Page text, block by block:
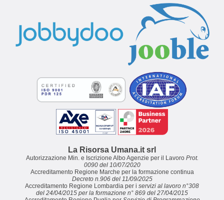
La Risorsa Umana.it srl
Autorizzazione Min. e Iscrizione Albo Agenzie per il Lavoro Prot.
0090 del 10/07/2020
Accreditamento Regione Marche per la formazione continua
Decreto n.906 del 11/09/2025
Accreditamento Regione Lombardia per i servizi al lavoro n°308
del 24/04/2015 per la formazione n° 869 del 27/04/2015